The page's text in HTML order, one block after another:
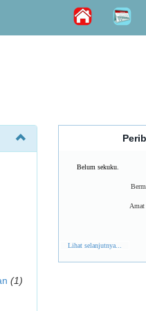
(1)
Belum sekuku.
Amat
Lihat selanjutnya...